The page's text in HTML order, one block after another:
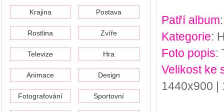
Krajina Postava
Rostlina Zvíře
Televize Hra
Animace Design
Fotografování Sportovní
Patří album
Kategorie:
Foto popis:
Velikost ke
1440x900 |